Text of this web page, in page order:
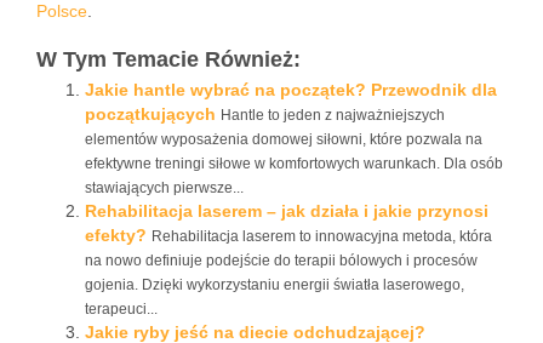
Polsce
W Tym Temacie Również:
Jakie hantle wybrać na początek? Przewodnik dla
początkujących Hantle to jeden z najważniejszych
elementów wyposażenia domowej siłowni, które pozwala na
efektywne treningi siłowe w komfortowych warunkach. Dla osób
stawiających pierwsze...
Rehabilitacja laserem – jak działa i jakie przynosi
efekty? Rehabilitacja laserem to innowacyjna metoda, która
na nowo definiuje podejście do terapii bólowych i procesów
gojenia. Dzięki wykorzystaniu energii światła laserowego,
terapeuci...
Jakie ryby jeść na diecie odchudzającej?